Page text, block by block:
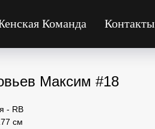
Команда Контакты
Максим #18
- RB
см